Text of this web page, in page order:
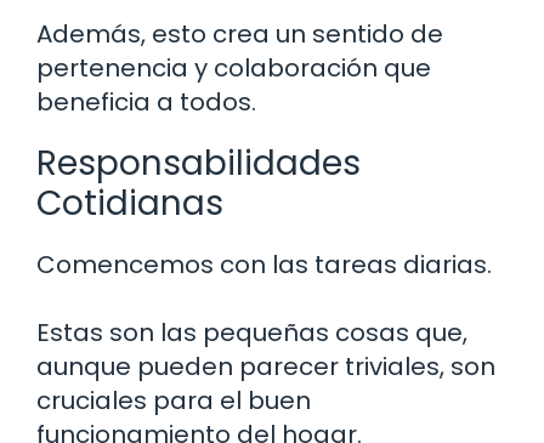
Además, esto crea un sentido de
pertenencia y colaboración que
beneficia a todos.
Responsabilidades
Cotidianas
Comencemos con las tareas diarias.
Estas son las pequeñas cosas que,
aunque pueden parecer triviales, son
cruciales para el buen
funcionamiento del hogar.